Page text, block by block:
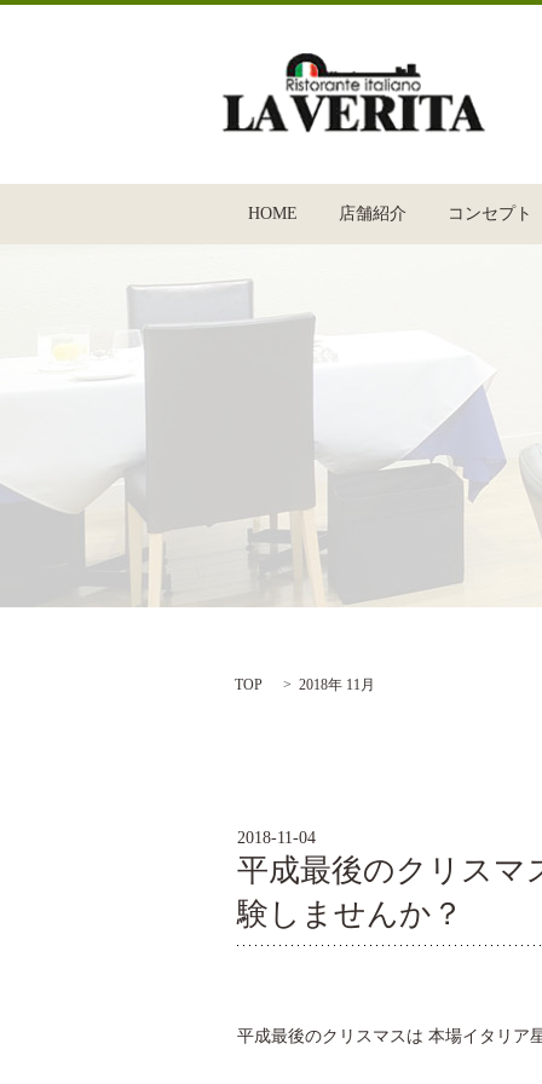
HOME 店舗紹介 コンセプト
TOP 2018年 11月
2018-11-04
平成最後のクリスマ
験しませんか？
平成最後のクリスマスは 本場イタリ